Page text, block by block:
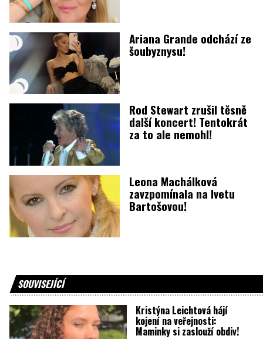
Ariana Grande odchází ze
šoubyznysu!
Rod Stewart zrušil těsně
další koncert! Tentokrát
za to ale nemohl!
Leona Machálková
zavzpomínala na Ivetu
Bartošovou!
SOUVISEJÍCÍ
Kristýna Leichtová hájí
kojení na veřejnosti:
Maminky si zaslouží obdiv!